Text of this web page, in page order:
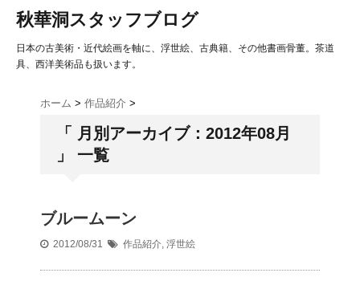
秋華洞スタッフブログ
日本の古美術・近代絵画を軸に、浮世絵、古典籍、その他書画骨董。茶道
具、西洋美術品も扱います。
ホーム > 作品紹介 >
「 月別アーカイブ：2012年08月
」 一覧
ブルームーン
2012/08/31 作品紹介, 浮世絵